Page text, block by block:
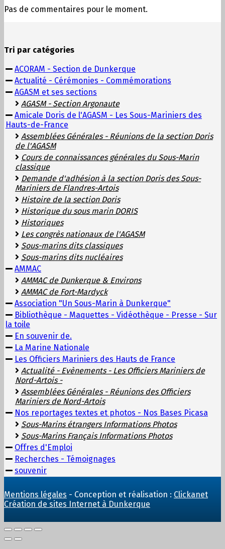
Pas de commentaires pour le moment.
Tri par catégories
ACORAM - Section de Dunkerque
Actualité - Cérémonies - Commémorations
AGASM et ses sections
AGASM - Section Argonaute
Amicale Doris de l'AGASM - Les Sous-Mariniers des
Hauts-de-France
Assemblées Générales - Réunions de la section Doris
de l'AGASM
Cours de connaissances générales du Sous-Marin
classique
Demande d'adhésion à la section Doris des Sous-
Mariniers de Flandres-Artois
Histoire de la section Doris
Historique du sous marin DORIS
Historiques
Les congrès nationaux de l'AGASM
Sous-marins dits classiques
Sous-marins dits nucléaires
AMMAC
AMMAC de Dunkerque & Environs
AMMAC de Fort-Mardyck
Association "Un Sous-Marin à Dunkerque"
Bibliothèque - Maquettes - Vidéothèque - Presse - Sur
la toile
En souvenir de.
La Marine Nationale
Les Officiers Mariniers des Hauts de France
Actualité - Evènements - Les Officiers Mariniers de
Nord-Artois -
Assemblées Générales - Réunions des Officiers
Mariniers de Nord-Artois
Nos reportages textes et photos - Nos Bases Picasa
Sous-Marins étrangers Informations Photos
Sous-Marins Français Informations Photos
Offres d'Emploi
Recherches - Témoignages
souvenir
Mentions légales - Conception et réalisation : Clickanet
Création de sites Internet à Dunkerque